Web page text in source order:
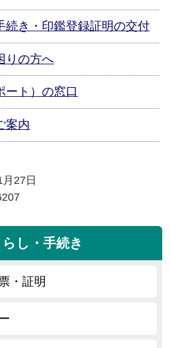
続き・印鑑登録証明の交付
りの方へ
ート）の窓口
案内
27日
らし・手続き
・証明